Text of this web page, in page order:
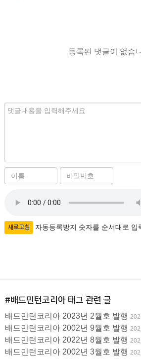
등록된 댓글이 없습
내
름
비
밀
수
등
새로고침 자동등록방지 숫자를 순서대로 입
#배드민턴코리아 태그 관련 글
배드민턴코리아 2023년 2월호 발행
배드민턴코리아 2002년 9월호 발행
배드민턴코리아 2022년 8월호 발행
배드민턴코리아 2002년 3월호 발행